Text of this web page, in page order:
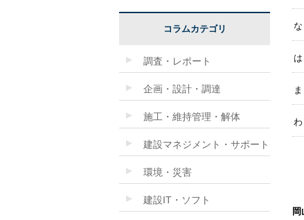
な
は
ま
わ
コラムカテゴリ
調査・レポート
企画・設計・調達
施工・維持管理・解体
建設マネジメント・サポート
環境・災害
建設IT・ソフト